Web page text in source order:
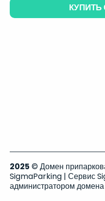
КУПИТЬ
2025 © Домен
SigmaParking | Сервис
администратором